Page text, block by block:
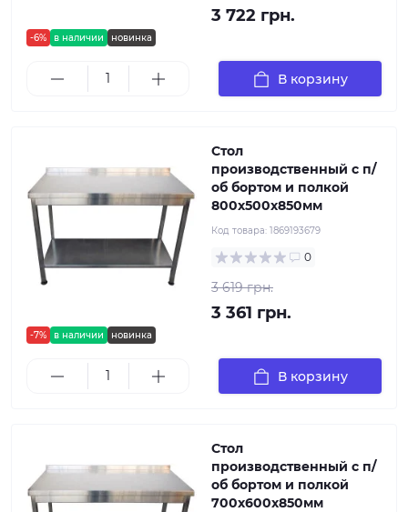
-6% в наличии новинка
3 722 грн.
В корзину
-7% в наличии новинка
Стол
производственный с п/
об бортом и полкой
800х500х850мм
Код товара: 1869193679
0
3 619 грн.
3 361 грн.
В корзину
Стол
производственный с п/
об бортом и полкой
700х600х850мм